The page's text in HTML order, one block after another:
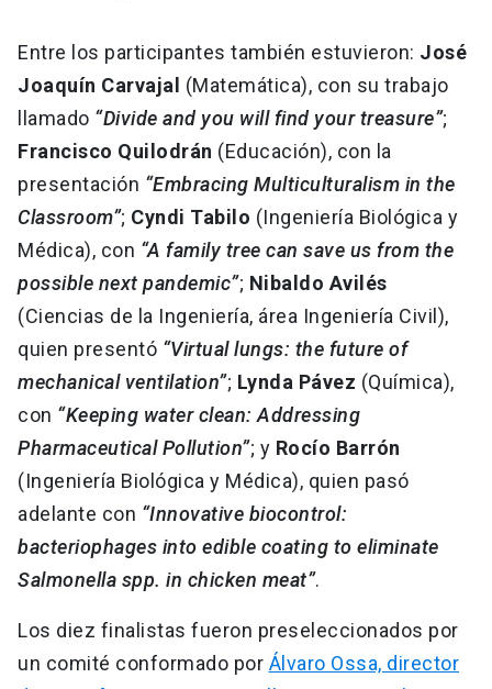
Entre los participantes también estuvieron: José
Joaquín Carvajal (Matemática), con su trabajo
llamado “Divide and you will find your treasure”;
Francisco Quilodrán (Educación), con la
presentación “Embracing Multiculturalism in the
Classroom”; Cyndi Tabilo (Ingeniería Biológica y
Médica), con “A family tree can save us from the
possible next pandemic”; Nibaldo Avilés
(Ciencias de la Ingeniería, área Ingeniería Civil),
quien presentó “Virtual lungs: the future of
mechanical ventilation”; Lynda Pávez (Química),
con “Keeping water clean: Addressing
Pharmaceutical Pollution”; y Rocío Barrón
(Ingeniería Biológica y Médica), quien pasó
adelante con “Innovative biocontrol:
bacteriophages into edible coating to eliminate
Salmonella spp. in chicken meat”.
Los diez finalistas fueron preseleccionados por
un comité conformado por Álvaro Ossa, director